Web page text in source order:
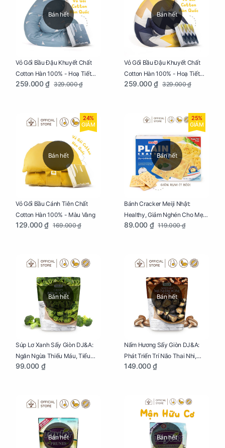
Bán hết
Vỏ Gối Bầu Đậu Khuyết Chất
Cotton Hàn 100% - Hoạ Tiết
Thông Lạnh
259.000 ₫ 329.000 ₫
Bán hết
Vỏ Gối Bầu Đậu Khuyết Chất
Cotton Hàn 100% - Hoạ Tiết
Ziczac
259.000 ₫ 329.000 ₫
Bán hết
24%
GIẢM
Vỏ Gối Bầu Cánh Tiên Chất
Cotton Hàn 100% - Màu Vàng
129.000 ₫ 169.000 ₫
Bán hết
25%
GIẢM
Bánh Cracker Meiji Nhật:
Healthy, Giảm Nghén Cho Mẹ
Bầu Hộp 104g
89.000 ₫ 119.000 ₫
Bán hết
Súp Lơ Xanh Sấy Giòn DJ&A:
Ngăn Ngừa Thiếu Máu, Tiểu
Đường, Dị Tật Thai Nhi Túi 25g
99.000 ₫
Bán hết
Nấm Hương Sấy Giòn DJ&A:
Phát Triển Trí Não Thai Nhi,
Giảm Mệt Mỏi Cho Mẹ Bầu Túi
149.000 ₫
Bán hết Bán hết